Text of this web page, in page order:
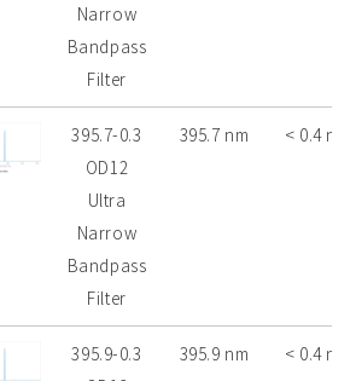
Narrow
Bandpass
Filter
395.7-0.3
OD12
Ultra
Narrow
Bandpass
Filter
395.7 nm < 0.4
395.9-0.3
395.9 nm < 0.4